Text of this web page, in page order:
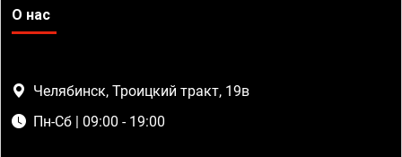
О нас
Челябинск, Троицкий тракт, 19в
Пн-Сб | 09:00 - 19:00